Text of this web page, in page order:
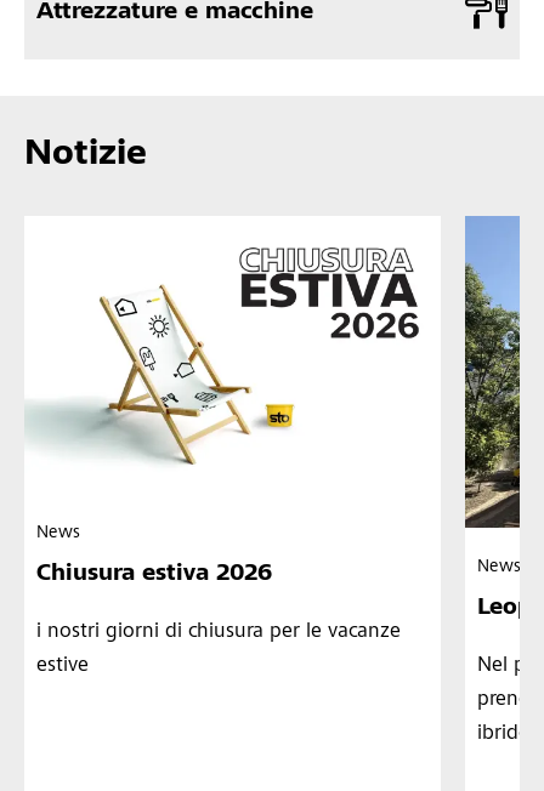
Attrezzature e macchine
Notizie
Chiusura estiva 2026
i nostri giorni di chiusura per le vacanze
estive
News
Nel
ibrido
News